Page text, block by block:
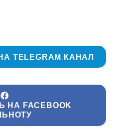
TELEGRAM КАНАЛ
НА FACEBOOK